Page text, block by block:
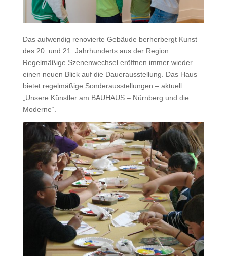
Das aufwendig renovierte Gebäude berherbergt Kunst
des 20. und 21. Jahrhunderts aus der Region.
Regelmäßige Szenenwechsel eröffnen immer wieder
einen neuen Blick auf die Dauerausstellung. Das Haus
bietet regelmäßige Sonderausstellungen – aktuell
„Unsere Künstler am BAUHAUS – Nürnberg und die
Moderne“.